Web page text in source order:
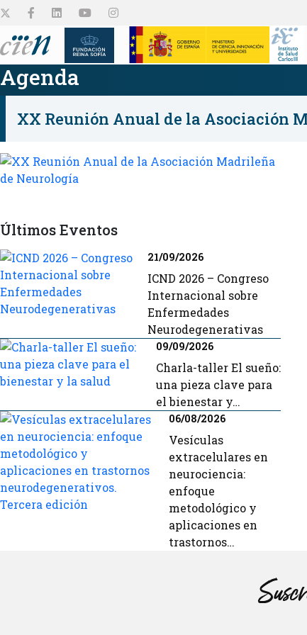
El Centro
Plataformas
Proyectos de
investigación
Conocelos
Empleo y Ayudas
Colabora
Difusión
Agenda
XX Reunión Anual de la Asociación
Últimos Eventos
21/09/2026
ICND 2026 – Congreso
Internacional sobre
Enfermedades
Neurodegenerativas
09/09/2026
Charla-taller El sueño:
una pieza clave para
el bienestar y…
06/08/2026
Vesículas
extracelulares en
neurociencia:
enfoque
metodológico y
aplicaciones en
trastornos…